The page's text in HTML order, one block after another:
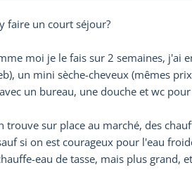
faire un court séjour?
moi je le fais sur 2 semaines, j'ai
un mini sèche-cheveux (mêmes
un bureau, une douche et wc
trouve sur place au marché, des
si on est courageux pour l'eau
eau de tasse, mais plus grand,